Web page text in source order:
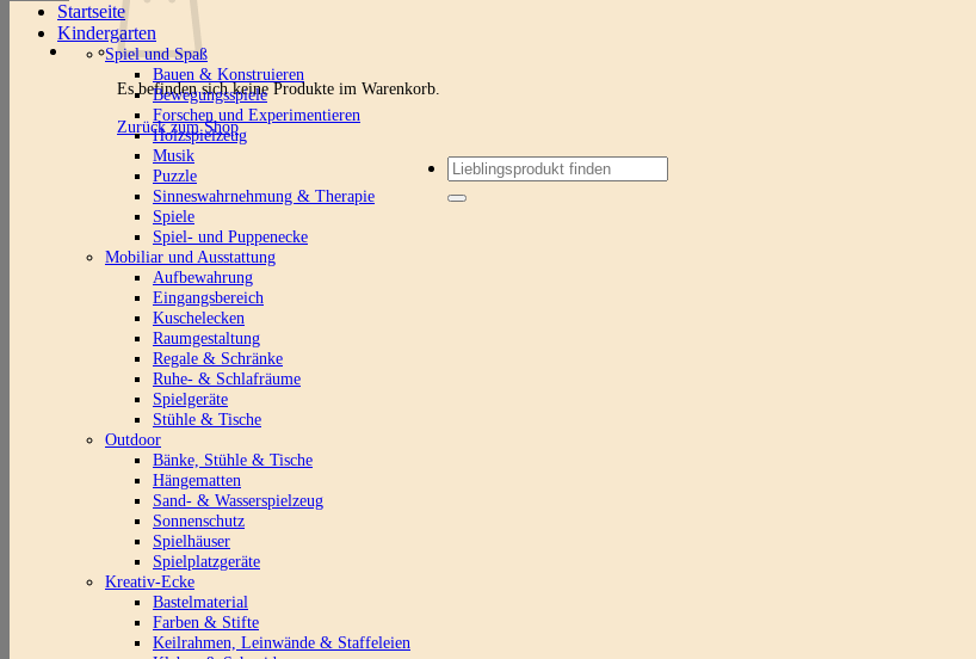
Es befinden sich keine Produkte im Warenkorb.
Zurück zum Shop
Suchen
nach:
Startseite
Kindergarten
Spiel und Spaß
Bauen & Konstruieren
Bewegungsspiele
Forschen und Experimentieren
Holzspielzeug
Musik
Puzzle
Sinneswahrnehmung & Therapie
Spiele
Spiel- und Puppenecke
Mobiliar und Ausstattung
Aufbewahrung
Eingangsbereich
Kuschelecken
Raumgestaltung
Regale & Schränke
Ruhe- & Schlafräume
Spielgeräte
Stühle & Tische
Outdoor
Bänke, Stühle & Tische
Hängematten
Sand- & Wasserspielzeug
Sonnenschutz
Spielhäuser
Spielplatzgeräte
Kreativ-Ecke
Bastelmaterial
Farben & Stifte
Keilrahmen, Leinwände & Staffeleien